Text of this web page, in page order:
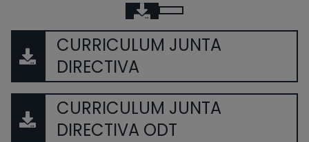
CURRICULUM JUNTA
DIRECTIVA
CURRICULUM JUNTA
DIRECTIVA ODT